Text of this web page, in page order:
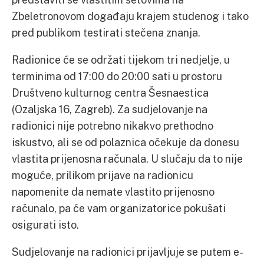
Zbeletronovom događaju krajem studenog i tako
pred publikom testirati stečena znanja.
Radionice će se održati tijekom tri nedjelje, u
terminima od 17:00 do 20:00 sati u prostoru
Društveno kulturnog centra Šesnaestica
(Ozaljska 16, Zagreb). Za sudjelovanje na
radionici nije potrebno nikakvo prethodno
iskustvo, ali se od polaznica očekuje da donesu
vlastita prijenosna računala. U slučaju da to nije
moguće, prilikom prijave na radionicu
napomenite da nemate vlastito prijenosno
računalo, pa će vam organizatorice pokušati
osigurati isto.
Sudjelovanje na radionici prijavljuje se putem e-